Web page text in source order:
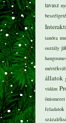
tavasz
tanóra
osztály
állatok
vidám
önismeret
feladatok